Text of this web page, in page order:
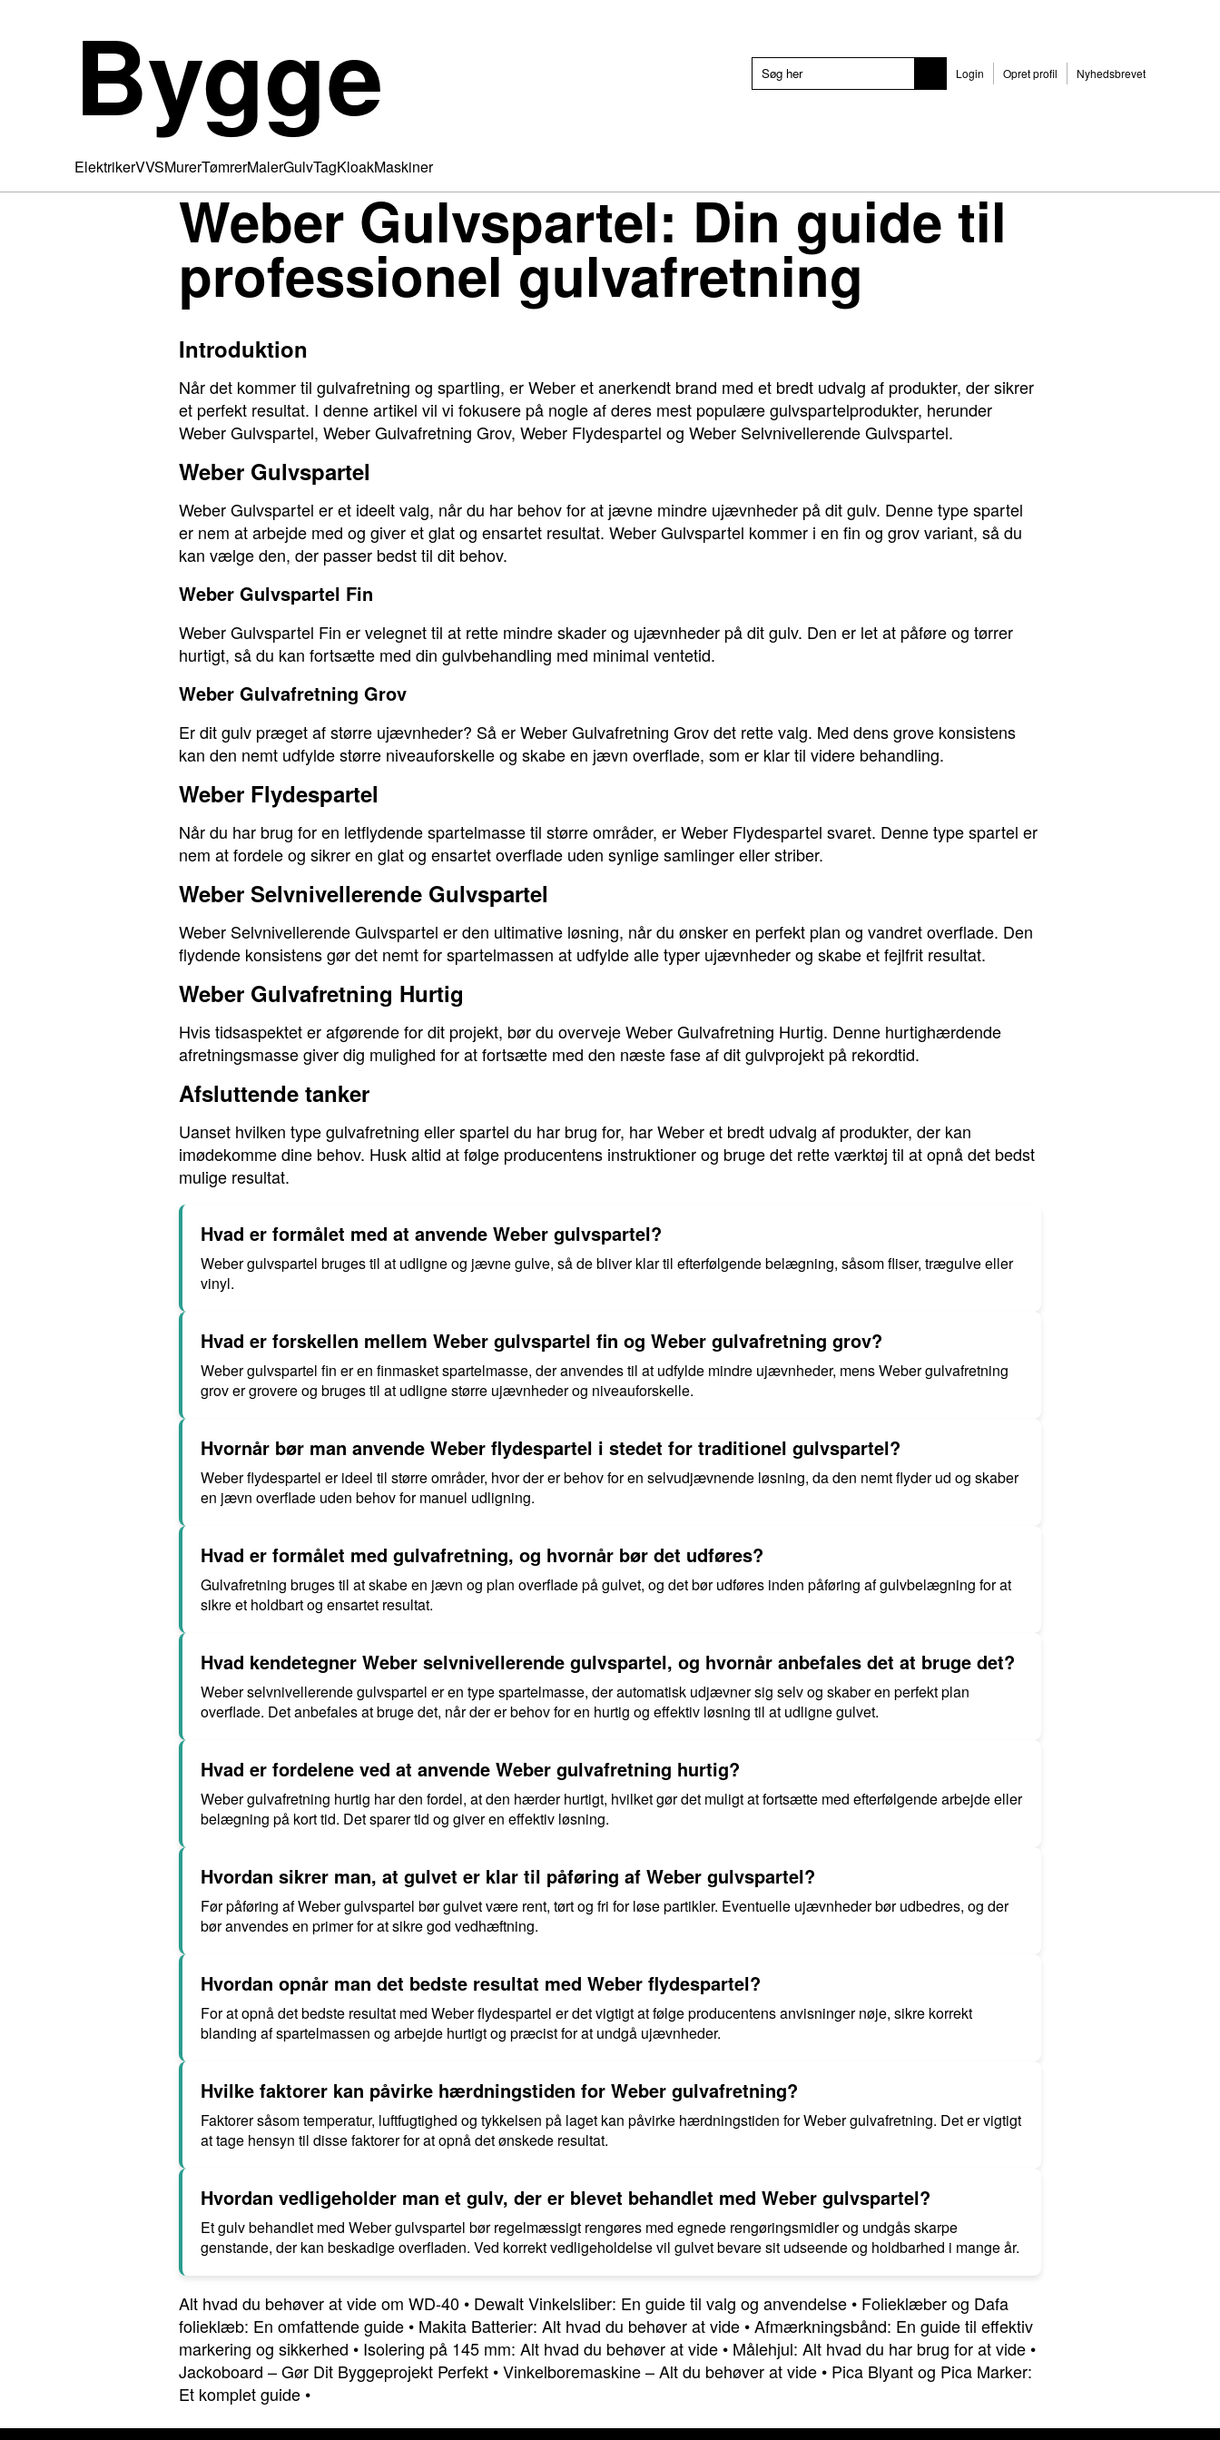
Bygge Login Opret profil Nyhedsbrevet
ElektrikerVVSMurerTømrerMalerGulvTagKloakMaskiner
Weber Gulvspartel: Din guide til
professionel gulvafretning
Introduktion
Når det kommer til gulvafretning og spartling, er Weber et anerkendt brand med et bredt udvalg af produkter, der sikrer
et perfekt resultat. I denne artikel vil vi fokusere på nogle af deres mest populære gulvspartelprodukter, herunder
Weber Gulvspartel, Weber Gulvafretning Grov, Weber Flydespartel og Weber Selvnivellerende Gulvspartel.
Weber Gulvspartel
Weber Gulvspartel er et ideelt valg, når du har behov for at jævne mindre ujævnheder på dit gulv. Denne type spartel
er nem at arbejde med og giver et glat og ensartet resultat. Weber Gulvspartel kommer i en fin og grov variant, så du
kan vælge den, der passer bedst til dit behov.
Weber Gulvspartel Fin
Weber Gulvspartel Fin er velegnet til at rette mindre skader og ujævnheder på dit gulv. Den er let at påføre og tørrer
hurtigt, så du kan fortsætte med din gulvbehandling med minimal ventetid.
Weber Gulvafretning Grov
Er dit gulv præget af større ujævnheder? Så er Weber Gulvafretning Grov det rette valg. Med dens grove konsistens
kan den nemt udfylde større niveauforskelle og skabe en jævn overflade, som er klar til videre behandling.
Weber Flydespartel
Når du har brug for en letflydende spartelmasse til større områder, er Weber Flydespartel svaret. Denne type spartel er
nem at fordele og sikrer en glat og ensartet overflade uden synlige samlinger eller striber.
Weber Selvnivellerende Gulvspartel
Weber Selvnivellerende Gulvspartel er den ultimative løsning, når du ønsker en perfekt plan og vandret overflade. Den
flydende konsistens gør det nemt for spartelmassen at udfylde alle typer ujævnheder og skabe et fejlfrit resultat.
Weber Gulvafretning Hurtig
Hvis tidsaspektet er afgørende for dit projekt, bør du overveje Weber Gulvafretning Hurtig. Denne hurtighærdende
afretningsmasse giver dig mulighed for at fortsætte med den næste fase af dit gulvprojekt på rekordtid.
Afsluttende tanker
Uanset hvilken type gulvafretning eller spartel du har brug for, har Weber et bredt udvalg af produkter, der kan
imødekomme dine behov. Husk altid at følge producentens instruktioner og bruge det rette værktøj til at opnå det bedst
mulige resultat.
Hvad er formålet med at anvende Weber gulvspartel?
Weber gulvspartel bruges til at udligne og jævne gulve, så de bliver klar til efterfølgende belægning, såsom fliser, trægulve eller
vinyl.
Hvad er forskellen mellem Weber gulvspartel fin og Weber gulvafretning grov?
Weber gulvspartel fin er en finmasket spartelmasse, der anvendes til at udfylde mindre ujævnheder, mens Weber gulvafretning
grov er grovere og bruges til at udligne større ujævnheder og niveauforskelle.
Hvornår bør man anvende Weber flydespartel i stedet for traditionel gulvspartel?
Weber flydespartel er ideel til større områder, hvor der er behov for en selvudjævnende løsning, da den nemt flyder ud og skaber
en jævn overflade uden behov for manuel udligning.
Hvad er formålet med gulvafretning, og hvornår bør det udføres?
Gulvafretning bruges til at skabe en jævn og plan overflade på gulvet, og det bør udføres inden påføring af gulvbelægning for at
sikre et holdbart og ensartet resultat.
Hvad kendetegner Weber selvnivellerende gulvspartel, og hvornår anbefales det at bruge det?
Weber selvnivellerende gulvspartel er en type spartelmasse, der automatisk udjævner sig selv og skaber en perfekt plan
overflade. Det anbefales at bruge det, når der er behov for en hurtig og effektiv løsning til at udligne gulvet.
Hvad er fordelene ved at anvende Weber gulvafretning hurtig?
Weber gulvafretning hurtig har den fordel, at den hærder hurtigt, hvilket gør det muligt at fortsætte med efterfølgende arbejde eller
belægning på kort tid. Det sparer tid og giver en effektiv løsning.
Hvordan sikrer man, at gulvet er klar til påføring af Weber gulvspartel?
Før påføring af Weber gulvspartel bør gulvet være rent, tørt og fri for løse partikler. Eventuelle ujævnheder bør udbedres, og der
bør anvendes en primer for at sikre god vedhæftning.
Hvordan opnår man det bedste resultat med Weber flydespartel?
For at opnå det bedste resultat med Weber flydespartel er det vigtigt at følge producentens anvisninger nøje, sikre korrekt
blanding af spartelmassen og arbejde hurtigt og præcist for at undgå ujævnheder.
Hvilke faktorer kan påvirke hærdningstiden for Weber gulvafretning?
Faktorer såsom temperatur, luftfugtighed og tykkelsen på laget kan påvirke hærdningstiden for Weber gulvafretning. Det er vigtigt
at tage hensyn til disse faktorer for at opnå det ønskede resultat.
Hvordan vedligeholder man et gulv, der er blevet behandlet med Weber gulvspartel?
Et gulv behandlet med Weber gulvspartel bør regelmæssigt rengøres med egnede rengøringsmidler og undgås skarpe
genstande, der kan beskadige overfladen. Ved korrekt vedligeholdelse vil gulvet bevare sit udseende og holdbarhed i mange år.
Alt hvad du behøver at vide om WD-40 • Dewalt Vinkelsliber: En guide til valg og anvendelse • Folieklæber og Dafa
folieklæb: En omfattende guide • Makita Batterier: Alt hvad du behøver at vide •Afmærkningsbånd: En guide til effektiv
markering og sikkerhed • Isolering på 145 mm: Alt hvad du behøver at vide • Målehjul: Alt hvad du har brug for at vide •
Jackoboard – Gør Dit Byggeprojekt Perfekt •Vinkelboremaskine – Alt du behøver at vide • Pica Blyant og Pica Marker:
Et komplet guide •